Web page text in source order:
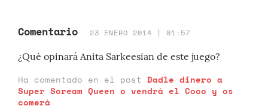
Comentario 23 ENERO 2014 | 01:57
¿Qué opinará Anita Sarkeesian de este juego?
Ha comentado en el post Dadle dinero a
Super Scream Queen o vendrá el Coco y os
comerá